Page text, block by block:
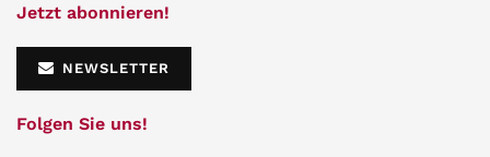
Jetzt abonnieren!
NEWSLETTER
Folgen Sie uns!